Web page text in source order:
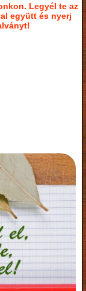
Legyél te az
együtt és nyerj